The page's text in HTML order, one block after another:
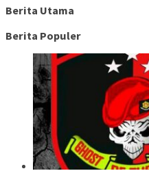
Berita Utama
Berita Populer